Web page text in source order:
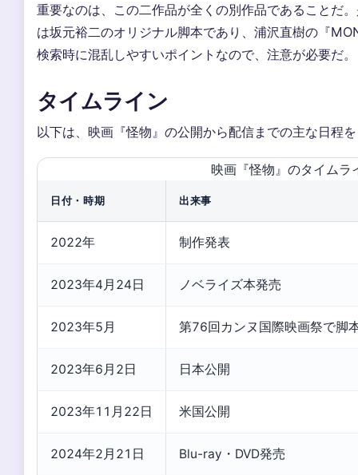
重要なのは、この二作品が全くの別作品であることだ
は坂元裕二のオリジナル脚本であり、浦沢直樹の『
検索時に混乱しやすいポイントなので、注意が必要だ。
タイムライン
以下は、映画『怪物』の公開から配信までの主な日程
映画『怪物』のタイムラ
日付・時期 出来事
2022年 制作発表
2023年4月24日 ノベライズ本発売
2023年5月 第76回カンヌ国際映画祭で脚
2023年6月2日 日本公開
2023年11月22日 米国公開
2024年2月21日 Blu-ray・DVD発売